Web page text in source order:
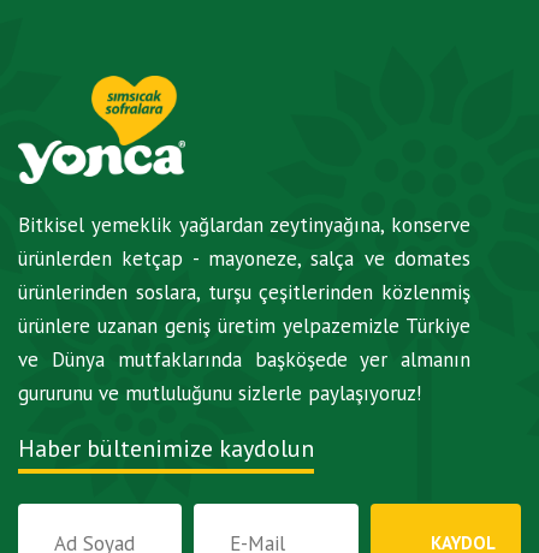
Bitkisel yemeklik yağlardan zeytinyağına, konserve
ürünlerden ketçap - mayoneze, salça ve domates
ürünlerinden soslara, turşu çeşitlerinden közlenmiş
ürünlere uzanan geniş üretim yelpazemizle Türkiye
ve Dünya mutfaklarında başköşede yer almanın
gururunu ve mutluluğunu sizlerle paylaşıyoruz!
Haber bültenimize kaydolun